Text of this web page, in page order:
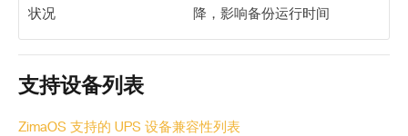
状况
降，影响备份运行时间
支持设备列表
ZimaOS 支持的 UPS 设备兼容性列表